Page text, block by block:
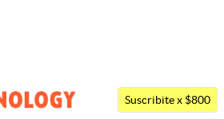
Suscribite x $800